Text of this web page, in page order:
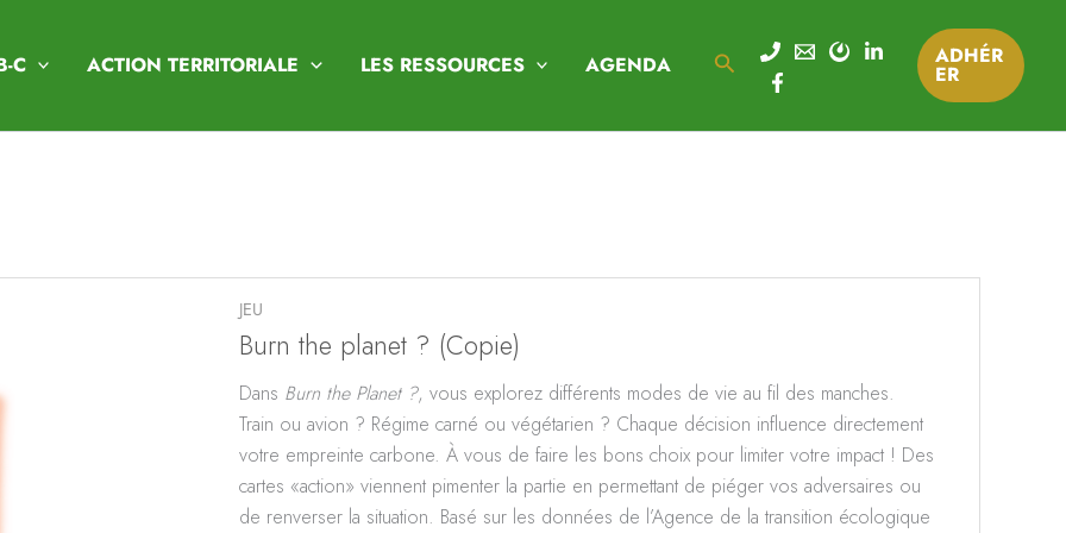
C ACTION TERRITORIALE LES RESSOURCES AGENDA Rechercher ADHÉR
ER
JEU
Burn the planet ? (Copie)
Dans Burn the Planet ?, vous explorez différents modes de vie au fil des manches.
Train ou avion ? Régime carné ou végétarien ? Chaque décision influence directement
votre empreinte carbone. À vous de faire les bons choix pour limiter votre impact ! Des
cartes «action» viennent pimenter la partie en permettant de piéger vos adversaires ou
de renverser la situation. Basé sur les données de l’Agence de la transition écologique